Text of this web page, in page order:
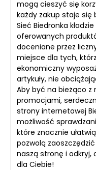
mogą cieszyć się
każdy zakup staje się
Sieć Biedronka
oferowanych
doceniane przez
miejsce dla tych,
ekonomiczny
artykuły, nie
Aby być na bieżąco
promocjami,
strony internetowej
możliwość
które znacznie
pozwolą
naszą stronę i odkryj,
dla Ciebie!